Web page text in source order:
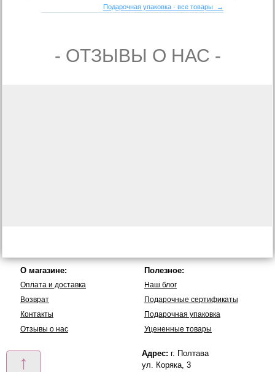
Подарочная упаковка - все товары →
- ОТЗЫВЫ О НАС -
↑
О магазине:
Оплата и доставка
Возврат
Контакты
Отзывы о нас
Полезное:
Наш блог
Подарочные сертификаты
Подарочная упаковка
Уцененные товары
Адрес: г. Полтава
ул. Коряка, 3